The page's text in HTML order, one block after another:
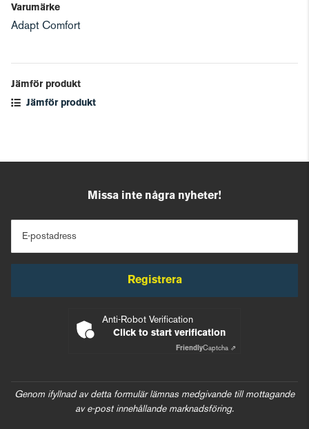
Varumärke
Adapt Comfort
Jämför produkt
Jämför produkt
Missa inte några nyheter!
E-postadress
Registrera
Anti-Robot Verification
Click to start verification
FriendlyCaptcha ⇗
Genom ifyllnad av detta formulär lämnas medgivande till mottagande
av e-post innehållande marknadsföring.